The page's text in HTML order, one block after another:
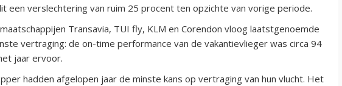
een verslechtering van ruim 25 procent ten opzichte van vorige periode.
Transavia, TUI fly, KLM en Corendon vloog laatstgenoemde
vertraging: de on-time performance van de vakantievlieger was circa 94
jaar ervoor.
hadden afgelopen jaar de minste kans op vertraging van hun vlucht. Het